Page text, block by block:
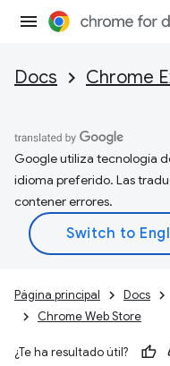
Docs Chrome
Google utiliza tecnología
idioma preferido. Las
contener errores.
Página principal Docs
Chrome Web Store
¿Te ha resultado útil?